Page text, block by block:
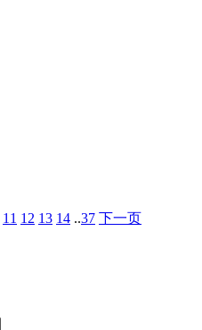
11 12 13 14 ..37 下一页